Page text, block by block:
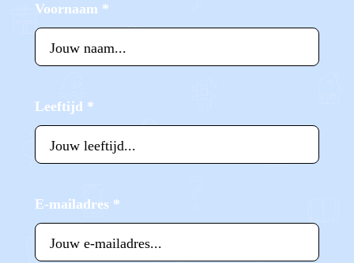
Voornaam *
Leeftijd *
E-mailadres *